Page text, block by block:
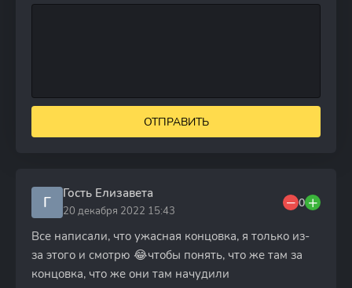
ОТПРАВИТЬ
Г Гость Елизавета
20 декабря 2022 15:43
0
Все написали, что ужасная концовка, я только из-
за этого и смотрю 😂чтобы понять, что же там за
концовка, что же они там начудили